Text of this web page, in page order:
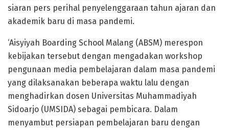
siaran pers perihal penyelenggaraan tahun ajaran dan
akademik baru di masa pandemi.
‘Aisyiyah Boarding School Malang (ABSM) merespon
kebijakan tersebut dengan mengadakan workshop
pengunaan media pembelajaran dalam masa pandemi
yang dilaksanakan beberapa waktu lalu dengan
menghadirkan dosen Universitas Muhammadiyah
Sidoarjo (UMSIDA) sebagai pembicara. Dalam
menyambut persiapan pembelajaran baru dengan